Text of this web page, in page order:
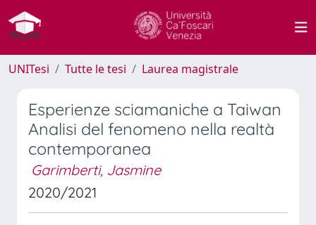
UNITesi Tutte le tesi Laurea magistrale
Esperienze sciamaniche a Taiwan
Analisi del fenomeno nella realtà
contemporanea
Garimberti, Jasmine
2020/2021